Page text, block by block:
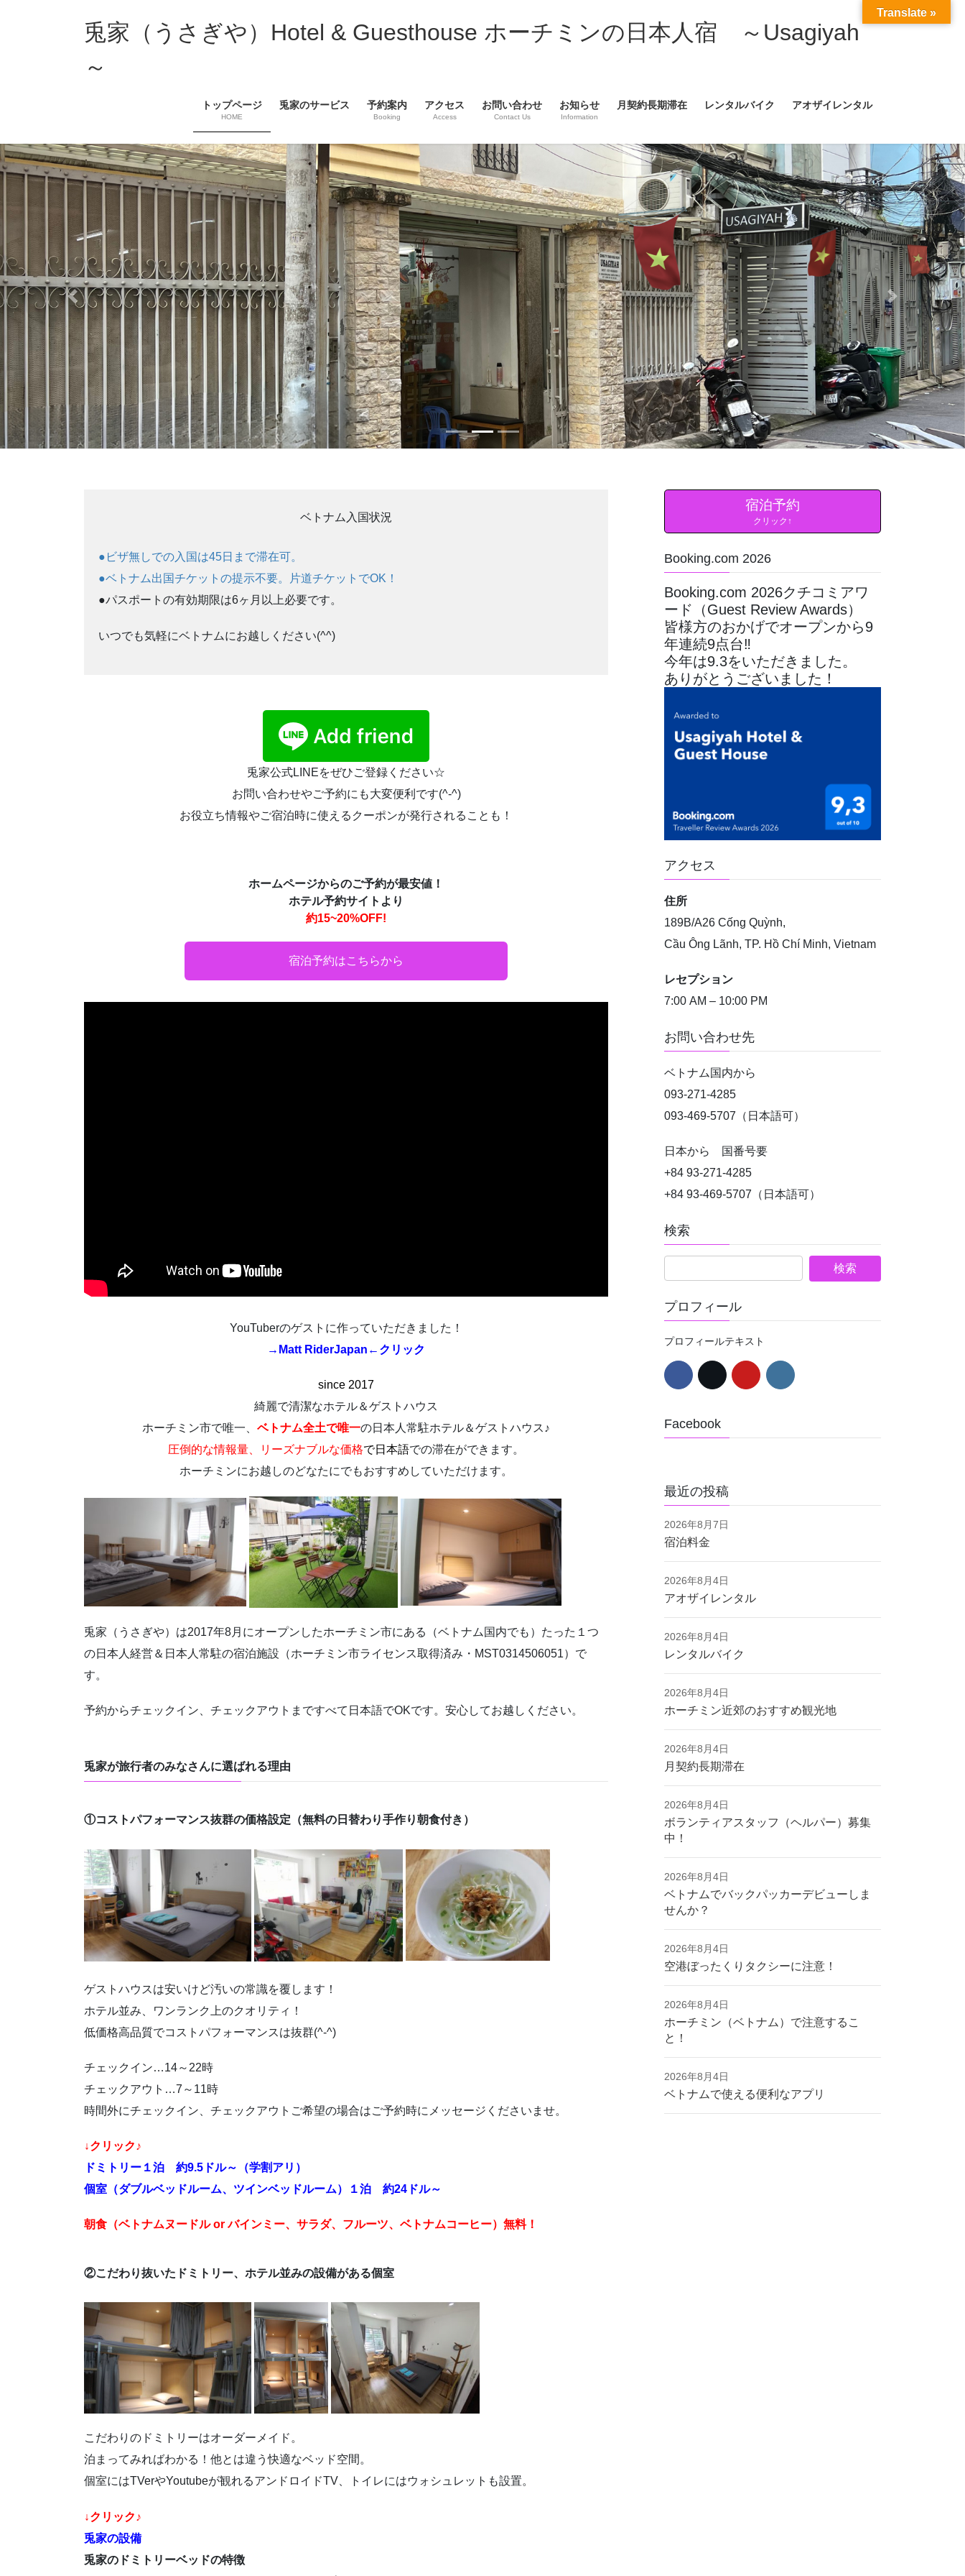
ッ
プ
移
動
兎家（うさぎや）Hotel & Guesthouse ホーチミンの日本人宿 ～Usagiyah
～
トップページ
HOME
兎家のサービス 予約案内
Booking
アクセス
Access
お問い合わせ
Contact Us
お知らせ
Information
月契約長期滞在 レンタルバイク アオザイレンタル
Previous Next
ベトナム入国状況
●ビザ無しでの入国は45日まで滞在可。
●ベトナム出国チケットの提示不要。片道チケットでOK！
●パスポートの有効期限は6ヶ月以上必要です。
いつでも気軽にベトナムにお越しください(^^)
兎家公式LINEをぜひご登録ください☆
お問い合わせやご予約にも大変便利です(^-^)
お役立ち情報やご宿泊時に使えるクーポンが発行されることも！
ホームページからのご予約が最安値！
ホテル予約サイトより
約15~20%OFF!
宿泊予約はこちらから
YouTuberのゲストに作っていただきました！
→ Matt RiderJapan ←クリック
since 2017
綺麗で清潔なホテル＆ゲストハウス
ホーチミン市で唯一、 ベトナム全土で唯一の日本人常駐ホテル＆ゲストハウス♪
圧倒的な情報量、リーズナブルな価格で日本語での滞在ができます。
ホーチミンにお越しのどなたにでもおすすめしていただけます。
兎家（うさぎや）は2017年8月にオープンしたホーチミン市にある（ベトナム国内でも）たった１つ
の日本人経営＆日本人常駐の宿泊施設（ホーチミン市ライセンス取得済み・MST0314506051）で
す。
予約からチェックイン、チェックアウトまですべて日本語でOKです。安心してお越しください。
兎家が旅行者のみなさんに選ばれる理由
①コストパフォーマンス抜群の価格設定（無料の日替わり手作り朝食付き）
ゲストハウスは安いけど汚いの常識を覆します！
ホテル並み、ワンランク上のクオリティ！
低価格高品質でコストパフォーマンスは抜群(^-^)
チェックイン…14～22時
チェックアウト…7～11時
時間外にチェックイン、チェックアウトご希望の場合はご予約時にメッセージくださいませ。
↓クリック♪
ドミトリー１泊 約9.5ドル～（学割アリ）
個室（ダブルベッドルーム、ツインベッドルーム）１泊 約24ドル～
朝食（ベトナムヌードル or バインミー、サラダ、フルーツ、ベトナムコーヒー）無料！
②こだわり抜いたドミトリー、ホテル並みの設備がある個室
こだわりのドミトリーはオーダーメイド。
泊まってみればわかる！他とは違う快適なベッド空間。
個室にはTVerやYoutubeが観れるアンドロイドTV、トイレにはウォシュレットも設置。
↓クリック♪
兎家の設備
兎家のドミトリーベッドの特徴
宿泊予約
クリック↑
Booking.com 2026
Booking.com 2026クチコミアワ
ード（Guest Review Awards）
皆様方のおかげでオープンから9
年連続9点台‼
今年は9.3をいただきました。
ありがとうございました！
アクセス
住所
189B/A26 Cống Quỳnh,
Cầu Ông Lãnh, TP. Hồ Chí Minh, Vietnam
レセプション
7:00 AM – 10:00 PM
お問い合わせ先
ベトナム国内から
093-271-4285
093-469-5707（日本語可）
日本から 国番号要
+84 93-271-4285
+84 93-469-5707（日本語可）
検索
プロフィール
プロフィールテキスト
Facebook
最近の投稿
2026年8月7日
宿泊料金
2026年8月4日
アオザイレンタル
2026年8月4日
レンタルバイク
2026年8月4日
ホーチミン近郊のおすすめ観光地
2026年8月4日
月契約長期滞在
2026年8月4日
ボランティアスタッフ（ヘルパー）募集
中！
2026年8月4日
ベトナムでバックパッカーデビューしま
せんか？
2026年8月4日
空港ぼったくりタクシーに注意！
2026年8月4日
ホーチミン（ベトナム）で注意するこ
と！
2026年8月4日
ベトナムで使える便利なアプリ
Translate »